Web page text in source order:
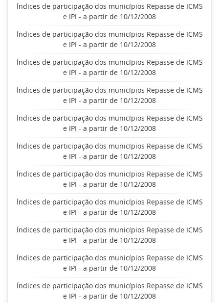
Índices de participação dos municípios Repasse de ICMS
e IPI - a partir de 10/12/2008
Índices de participação dos municípios Repasse de ICMS
e IPI - a partir de 10/12/2008
Índices de participação dos municípios Repasse de ICMS
e IPI - a partir de 10/12/2008
Índices de participação dos municípios Repasse de ICMS
e IPI - a partir de 10/12/2008
Índices de participação dos municípios Repasse de ICMS
e IPI - a partir de 10/12/2008
Índices de participação dos municípios Repasse de ICMS
e IPI - a partir de 10/12/2008
Índices de participação dos municípios Repasse de ICMS
e IPI - a partir de 10/12/2008
Índices de participação dos municípios Repasse de ICMS
e IPI - a partir de 10/12/2008
Índices de participação dos municípios Repasse de ICMS
e IPI - a partir de 10/12/2008
Índices de participação dos municípios Repasse de ICMS
e IPI - a partir de 10/12/2008
Índices de participação dos municípios Repasse de ICMS
e IPI - a partir de 10/12/2008